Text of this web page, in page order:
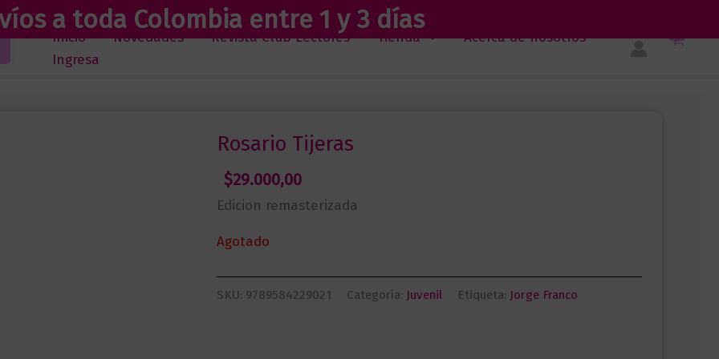
a toda Colombia entre 1 y 3 días
Inicio Novedades Revista Club Lectores Tienda
Acerca de nosotros
Ingresa
Rosario Tijeras
$29.000,00
Edicion remasterizada
Agotado
SKU: 9789584229021 Categoría: Juvenil Etiqueta: Jorge Franco